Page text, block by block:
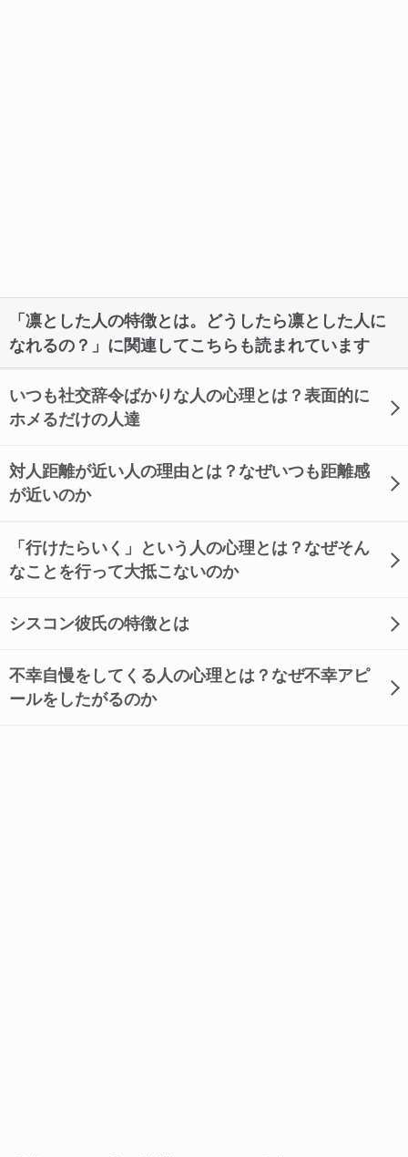
「凛とした人の特徴とは。どうしたら凛とした人に
なれるの？」に関連してこちらも読まれています
いつも社交辞令ばかりな人の心理とは？表面的に
ホメるだけの人達
対人距離が近い人の理由とは？なぜいつも距離感
が近いのか
「行けたらいく」という人の心理とは？なぜそん
なことを行って大抵こないのか
シスコン彼氏の特徴とは
不幸自慢をしてくる人の心理とは？なぜ不幸アピ
ールをしたがるのか